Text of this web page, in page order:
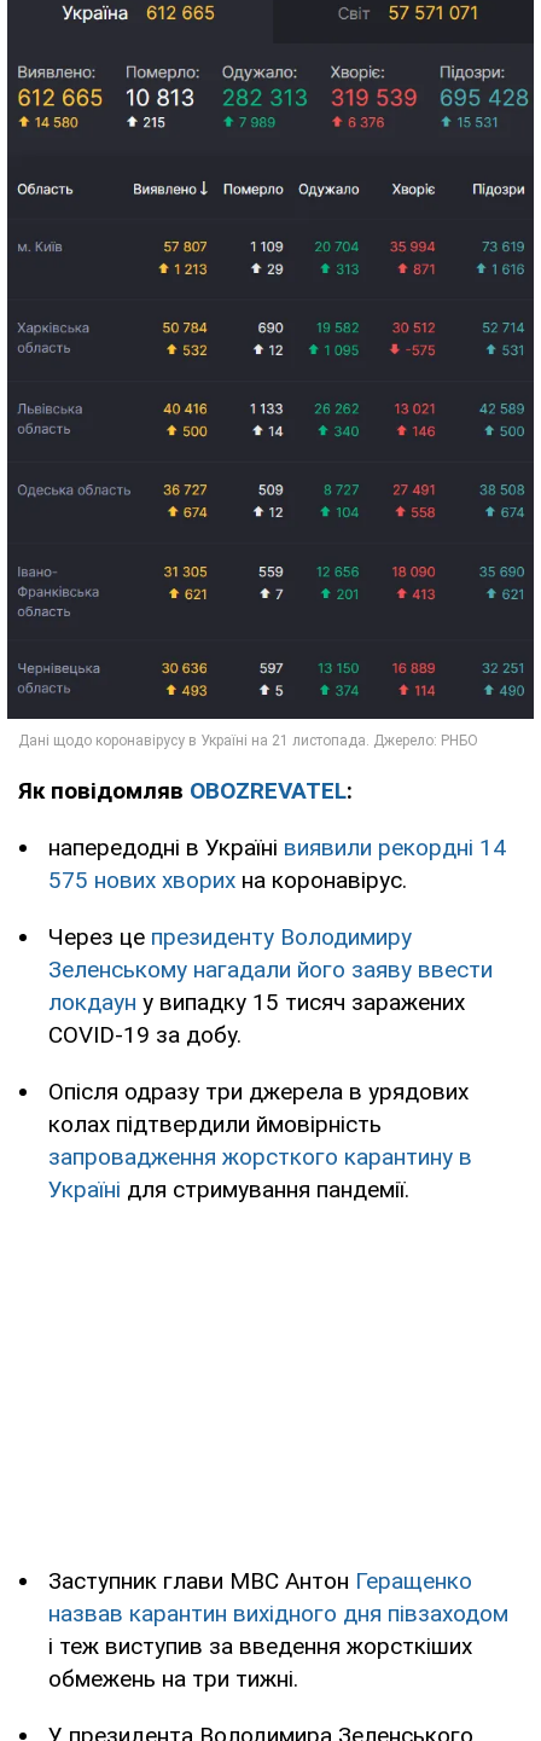
Як повідомляв OBOZREVATEL:
напередодні в Україні виявили рекордні 14
575 нових хворих на коронавірус.
Через це президенту Володимиру
Зеленському нагадали його заяву ввести
локдаун у випадку 15 тисяч заражених
COVID-19 за добу.
Опісля одразу три джерела в урядових
колах підтвердили ймовірність
запровадження жорсткого карантину в
Україні для стримування пандемії.
Заступник глави МВС Антон Геращенко
назвав карантин вихідного дня півзаходом
і теж виступив за введення жорсткіших
обмежень на три тижні.